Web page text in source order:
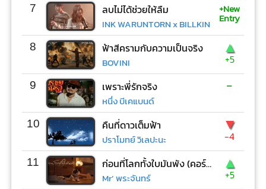
7 ลบไม่ได้ช่วยให้ลืม
INK WARUNTORN x BILLKIN
+New
Entry
8 ฟ้าสีครามกับความเป็นจริง
BOVINI
▲
+5
9 เพราะพี่รักจริง
หนึ่ง บีเคแบนด์
-
10 คืนที่ดาวเต็มฟ้า
ปราโมทย์ วิเลปะนะ
▼
-4
11 ก่อนที่โลกทั้งใบมันพัง (คอร์ด ง่ายๆ)
Mr’ พระจันทร์
▲
+5